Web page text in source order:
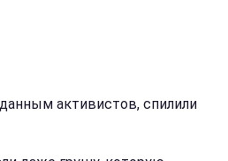
активистов, спилили